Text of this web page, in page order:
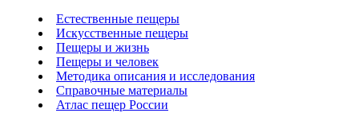
Естественные пещеры
Искусственные пещеры
Пещеры и жизнь
Пещеры и человек
Методика описания и исследования
Справочные материалы
Атлас пещер России